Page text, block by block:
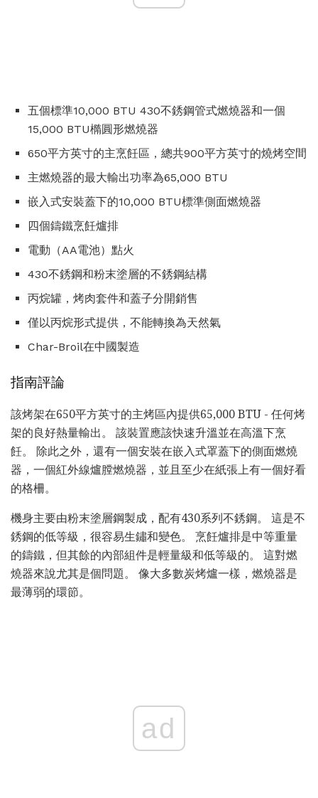
五個標準10,000 BTU 430不銹鋼管式燃燒器和一個
15,000 BTU橢圓形燃燒器
650平方英寸的主烹飪區，總共900平方英寸的燒烤空間
主燃燒器的最大輸出功率為65,000 BTU
嵌入式安裝蓋下的10,000 BTU標準側面燃燒器
四個鑄鐵烹飪爐排
電動（AA電池）點火
430不銹鋼和粉末塗層的不銹鋼結構
丙烷罐，烤肉套件和蓋子分開銷售
僅以丙烷形式提供，不能轉換為天然氣
Char-Broil在中國製造
指南評論
該烤架在650平方英寸的主烤區內提供65,000 BTU - 任何烤
架的良好熱量輸出。 該裝置應該快速升溫並在高溫下烹
飪。 除此之外，還有一個安裝在嵌入式罩蓋下的側面燃燒
器，一個紅外線爐膛燃燒器，並且至少在紙張上有一個好看
的格柵。
機身主要由粉末塗層鋼製成，配有430系列不銹鋼。 這是不
銹鋼的低等級，很容易生鏽和變色。 烹飪爐排是中等重量
的鑄鐵，但其餘的內部組件是輕量級和低等級的。 這對燃
燒器來說尤其是個問題。 像大多數炭烤爐一樣，燃燒器是
最薄弱的環節。
ad